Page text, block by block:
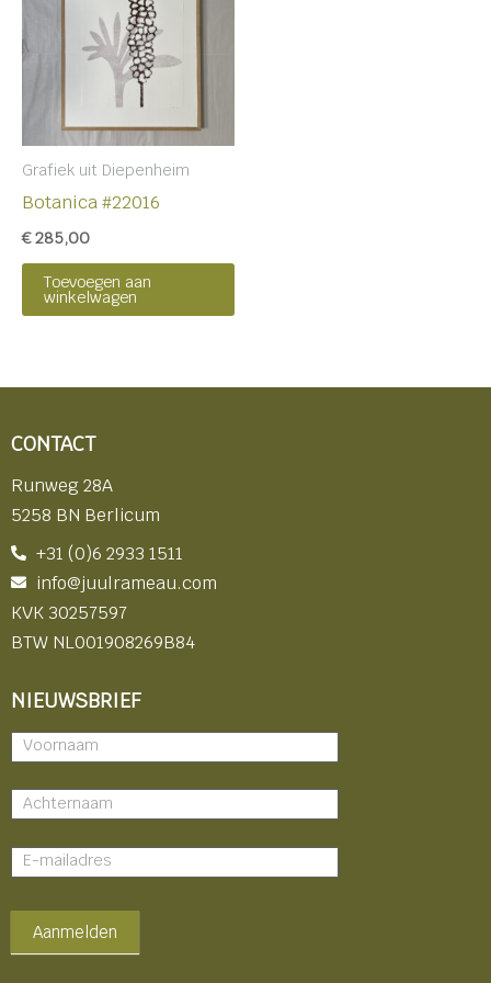
Grafiek uit Diepenheim
Botanica #22016
€285,00
Toevoegen aan
winkelwagen
CONTACT
Runweg 28A
5258 BN Berlicum
+31 (0)6 2933 1511
info@juulrameau.com
KVK 30257597
BTW NL001908269B84
NIEUWSBRIEF
Nieuwsbrief
-
footer
Aanmelden